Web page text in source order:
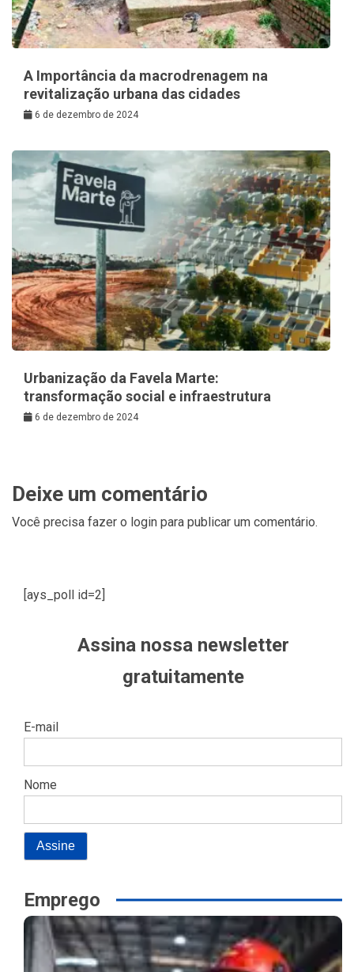
A Importância da macrodrenagem na
revitalização urbana das cidades
6 de dezembro de 2024
Urbanização da Favela Marte:
transformação social e infraestrutura
6 de dezembro de 2024
Deixe um comentário
Você precisa fazer o login para publicar um comentário.
[ays_poll id=2]
Assina nossa newsletter
gratuitamente
E-mail
Nome
Emprego